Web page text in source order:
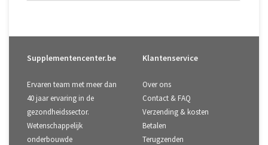
Supplementencenter.be
Ervaren team met meer dan
40 jaar ervaring in de
gezondheidssector.
Wetenschappelijk
onderbouwde
Klantenservice
Over ons
Contact & FAQ
Verzending & kosten
Betalen
Terugzenden